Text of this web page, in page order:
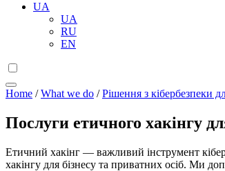
UA
UA
RU
EN
Home /What we do /Рішення з кібербезпеки
Послуги етичного хакінгу
Етичний хакінг — важливий інструмент
хакінгу для бізнесу та приватних осіб. Ми